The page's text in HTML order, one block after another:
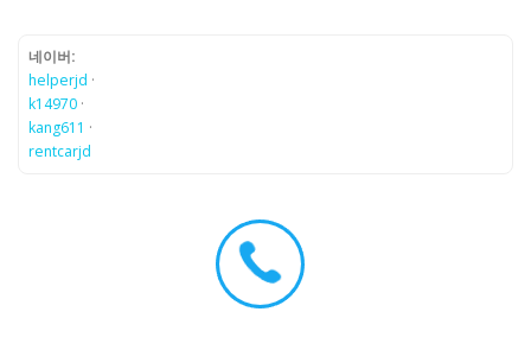
네이버:
helperjd ·
k14970 ·
kang611 ·
rentcarjd